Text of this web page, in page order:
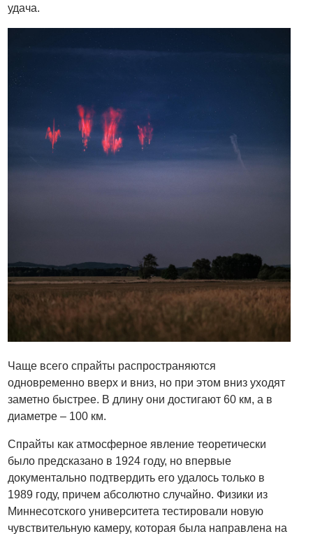
удача.
Чаще всего спрайты распространяются
одновременно вверх и вниз, но при этом вниз уходят
заметно быстрее. В длину они достигают 60 км, а в
диаметре – 100 км.
Спрайты как атмосферное явление теоретически
было предсказано в 1924 году, но впервые
документально подтвердить его удалось только в
1989 году, причем абсолютно случайно. Физики из
Миннесотского университета тестировали новую
чувствительную камеру, которая была направлена на